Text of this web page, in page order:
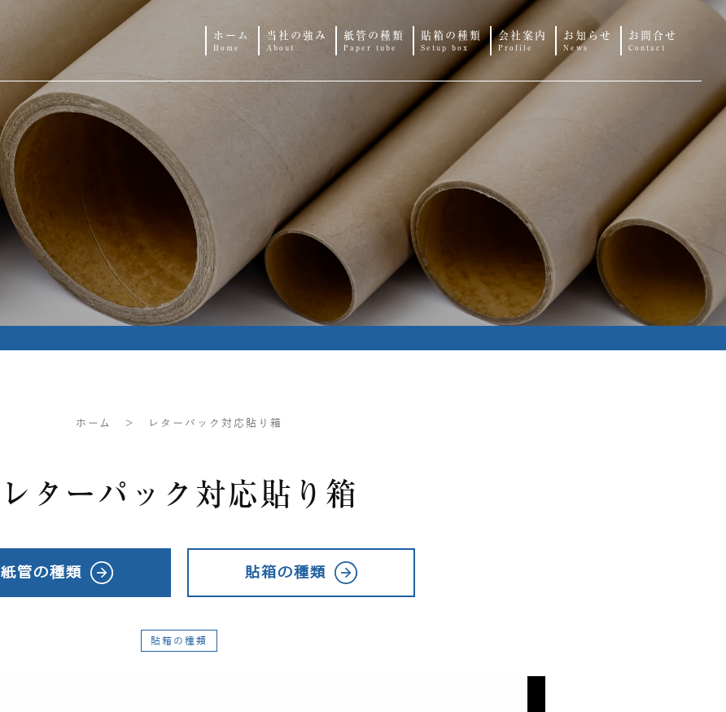
ホーム
Home
当社の強み
About
紙管の種類
Paper tube
貼箱の種類
Setup box
会社案内
Profile
お知らせ
News
お問合せ
Contact
ホーム レターパック対応貼り箱
レターパック対応貼り箱
紙管の種類 貼箱の種類
貼箱の種類